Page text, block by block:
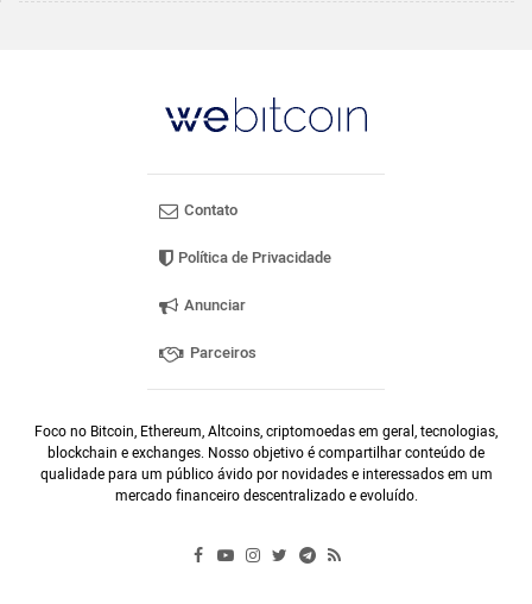
Contato
Política de Privacidade
Anunciar
Parceiros
Foco no Bitcoin, Ethereum, Altcoins, criptomoedas em geral, tecnologias,
blockchain e exchanges. Nosso objetivo é compartilhar conteúdo de
qualidade para um público ávido por novidades e interessados em um
mercado financeiro descentralizado e evoluído.